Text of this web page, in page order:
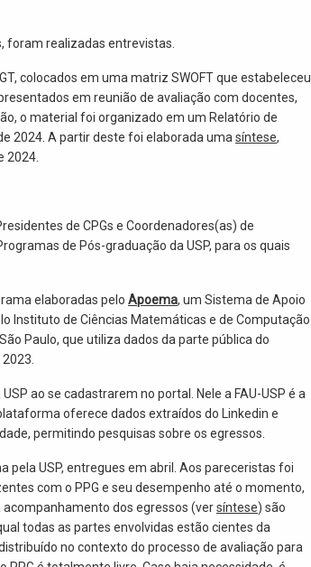
foram realizadas entrevistas.
colocados em uma matriz SWOFT que estabeleceu
em reunião de avaliação com docentes,
o material foi organizado em um Relatório de
2024. A partir deste foi elaborada uma síntese,
2024.
de CPGs e Coordenadores(as) de
de Pós-graduação da USP, para os quais
elaboradas pelo Apoema, um Sistema de Apoio
Instituto de Ciências Matemáticas e de Computação
Paulo, que utiliza dados da parte pública do
ao se cadastrarem no portal. Nele a FAU-USP é a
oferece dados extraídos do Linkedin e
permitindo pesquisas sobre os egressos.
USP, entregues em abril. Aos pareceristas foi
com o PPG e seu desempenho até o momento,
dos egressos (versíntese) são
todas as partes envolvidas estão cientes da
no contexto do processo de avaliação para